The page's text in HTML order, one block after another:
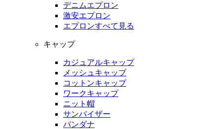
デニムエプロン
激安エプロン
エプロンすべて見る
キャップ
カジュアルキャップ
メッシュキャップ
コットンキャップ
ワークキャップ
ニット帽
サンバイザー
バンダナ